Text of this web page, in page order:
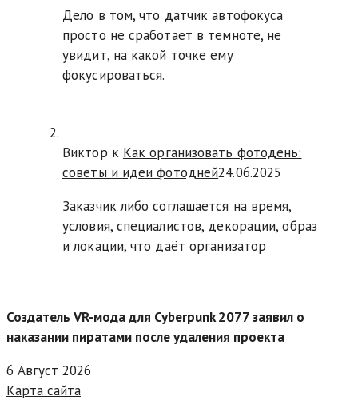
Дело в том, что датчик автофокуса
просто не сработает в темноте, не
увидит, на какой точке ему
фокусироваться.
Виктор к Как организовать фотодень:
советы и идеи фотодней24.06.2025
Заказчик либо соглашается на время,
условия, специалистов, декорации, образ
и локации, что даёт организатор
Создатель VR-мода для Cyberpunk 2077 заявил о
наказании пиратами после удаления проекта
6 Август 2026
Карта сайта